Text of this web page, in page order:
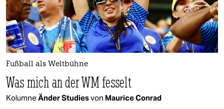
Fußball als Weltbühne
Was mich an der WM fesselt
KolumneÄnder Studiesvon Maurice Conrad